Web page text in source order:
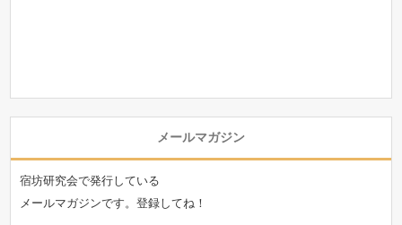
メールマガジン
宿坊研究会で発行している
メールマガジンです。登録してね！